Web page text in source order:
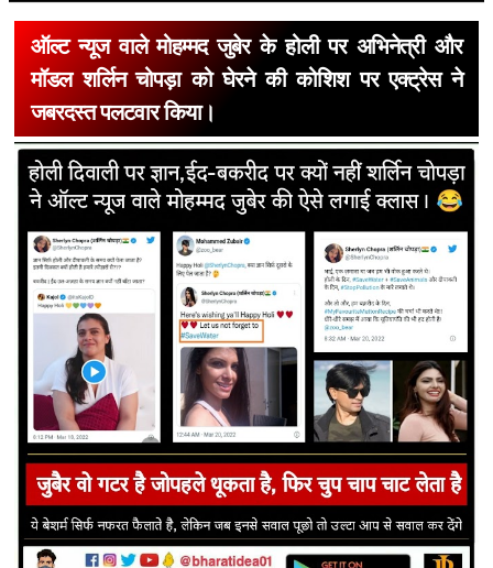
ऑल्ट न्यूज वाले मोहम्मद जुबेर के होली पर अभिनेत्री और
मॉडल शर्लिन चोपड़ा को घेरने की कोशिश पर एक्ट्रेस ने
जबरदस्त पलटवार किया।